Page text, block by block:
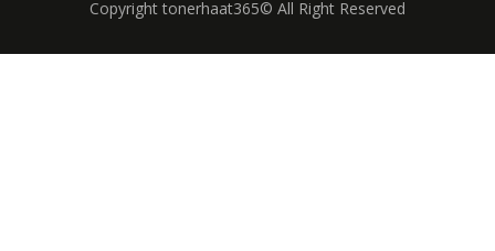
Copyright tonerhaat365© All Right Reserved